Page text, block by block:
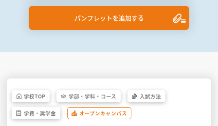
パンフレットを追加する
学校TOP 学部・ 学科・ コース 入試方法
学費・ 奨学金 オープンキャンパス